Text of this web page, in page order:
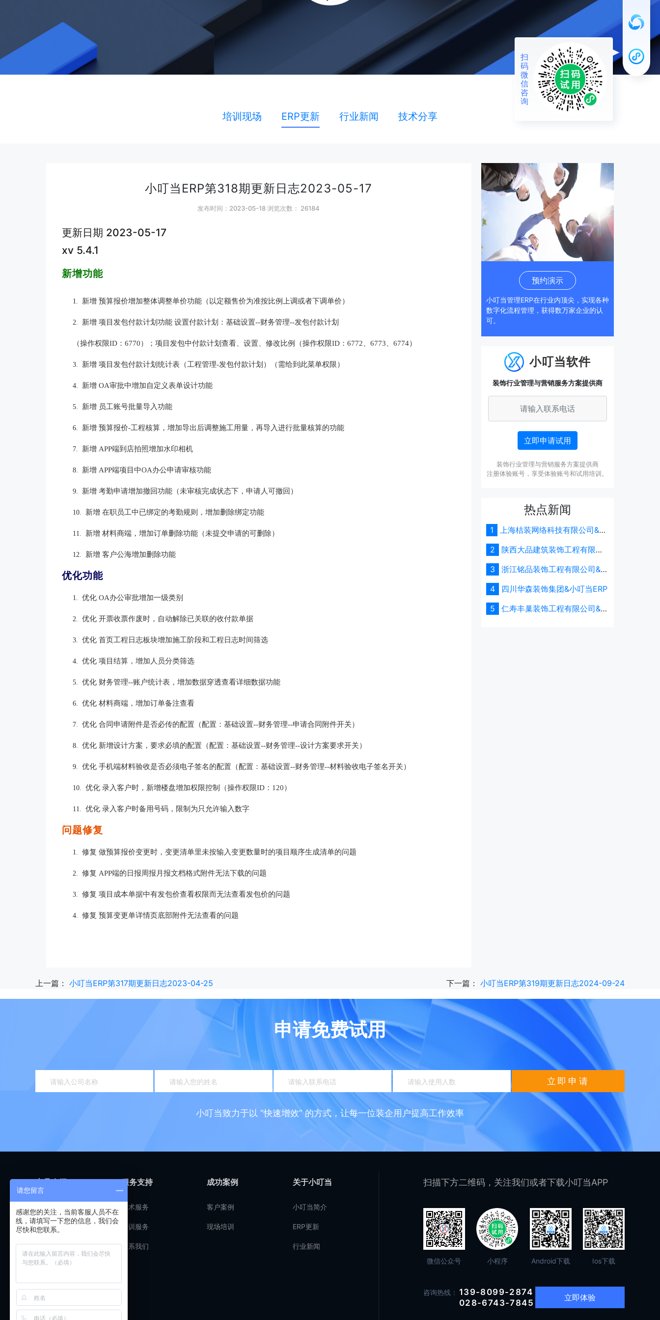
扫
码
微
信
咨
询
培训现场 ERP更新 行业新闻 技术分享
小叮当ERP第318期更新日志2023-05-17
发布时间：2023-05-18 浏览次数： 26184
更新日期 2023-05-17
xv 5.4.1
新增功能
1. 新增 预算报价增加整体调整单价功能（以定额售价为准按比例上调或者下调单价）
2. 新增 项目发包付款计划功能 设置付款计划：基础设置--财务管理--发包付款计划
（操作权限ID：6770）；项目发包中付款计划查看、设置、修改比例（操作权限ID：6772、6773、6774）
3. 新增 项目发包付款计划统计表（工程管理-发包付款计划）（需给到此菜单权限）
4. 新增 OA审批中增加自定义表单设计功能
5. 新增 员工账号批量导入功能
6. 新增 预算报价-工程核算，增加导出后调整施工用量，再导入进行批量核算的功能
7. 新增 APP端到店拍照增加水印相机
8. 新增 APP端项目中OA办公申请审核功能
9. 新增 考勤申请增加撤回功能（未审核完成状态下，申请人可撤回）
10. 新增 在职员工中已绑定的考勤规则，增加删除绑定功能
11. 新增 材料商端，增加订单删除功能（未提交申请的可删除）
12. 新增 客户公海增加删除功能
优化功能
1. 优化 OA办公审批增加一级类别
2. 优化 开票收票作废时，自动解除已关联的收付款单据
3. 优化 首页工程日志板块增加施工阶段和工程日志时间筛选
4. 优化 项目结算，增加人员分类筛选
5. 优化 财务管理--账户统计表，增加数据穿透查看详细数据功能
6. 优化 材料商端，增加订单备注查看
7. 优化 合同申请附件是否必传的配置（配置：基础设置--财务管理--申请合同附件开关）
8. 优化 新增设计方案，要求必填的配置（配置：基础设置--财务管理--设计方案要求开关）
9. 优化 手机端材料验收是否必须电子签名的配置（配置：基础设置--财务管理--材料验收电子签名开关）
10. 优化 录入客户时，新增楼盘增加权限控制（操作权限ID：120）
11. 优化 录入客户时备用号码，限制为只允许输入数字
问题修复
1. 修复 做预算报价变更时，变更清单里未按输入变更数量时的项目顺序生成清单的问题
2. 修复 APP端的日报周报月报文档格式附件无法下载的问题
3. 修复 项目成本单据中有发包价查看权限而无法查看发包价的问题
4. 修复 预算变更单详情页底部附件无法查看的问题
预约演示
小叮当管理ERP在行业内顶尖，实现各种
数字化流程管理，获得数万家企业的认
可。
小叮当软件
装饰行业管理与营销服务方案提供商
立即申请试用
装饰行业管理与营销服务方案提供商
注册体验账号，享受体验账号和试用培训。
热点新闻
1
上海桔装网络科技有限公司&小
2
陕西大品建筑装饰工程有限公
3
浙江铭品装饰工程有限公司&小
4
四川华森装饰集团&小叮当ERP
5
仁寿丰巢装饰工程有限公司&小
上一篇： 小叮当ERP第317期更新日志2023-04-25 下一篇： 小叮当ERP第319期更新日志2024-09-24
申请免费试用
立即申请
小叮当致力于以 “快速增效” 的方式，让每一位装企用户提高工作效率
产品介绍
客户管理
预算报价
工程管理
材料管理
财务管理
营销获客
服务支持
技术服务
培训服务
联系我们
成功案例
客户案例
现场培训
关于小叮当
小叮当简介
ERP更新
行业新闻
扫描下方二维码，关注我们或者下载小叮当APP
微信公众号 小程序 Android下载 Ios下载
咨询热线： 139-8099-2874
028-6743-7845
立即体验
请您留言
感谢您的关注，当前客服人员不在
线，请填写一下您的信息，我们会
尽快和您联系。